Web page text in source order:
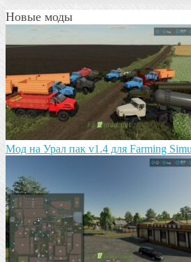
Новые моды
Мод на Урал пак v1.4 для Farming